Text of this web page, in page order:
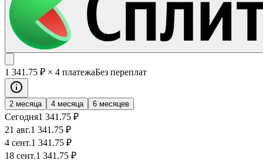
1 341 .75 ₽ × 4 платежаБез переплат
2 месяца 4 месяца 6 месяцев
Сегодня1 341 .75 ₽
21 авг.1 341 .75 ₽
4 сент.1 341 .75 ₽
18 сент.1 341 .75 ₽